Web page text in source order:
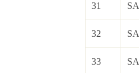
31
32
33